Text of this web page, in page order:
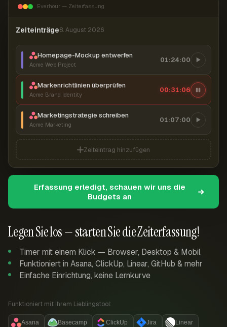
Legen Sie los — starten Sie die Zeiterfassung!
Timer mit einem Klick — Browser, Desktop & Mobil
Funktioniert in Asana, ClickUp, Linear, GitHub & mehr
Einfache Einrichtung, keine Lernkurve
Funktioniert mit Ihrem Lieblingstool:
Asana Basecamp ClickUp Jira Linear
Everhour — Zeiterfassung
Zeiteinträge8. August 2026
Homepage-Mockup entwerfen
Acme Web Project
01:24:00
Markenrichtlinien überprüfen
Acme Brand Identity
00:31:07
Marketingstrategie schreiben
Acme Marketing
01:07:00
Zeiteintrag hinzufügen
Erfassung erledigt, schauen wir uns die
Budgets an